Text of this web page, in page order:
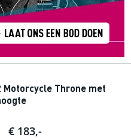
Motorcycle Throne met
€ 183,-